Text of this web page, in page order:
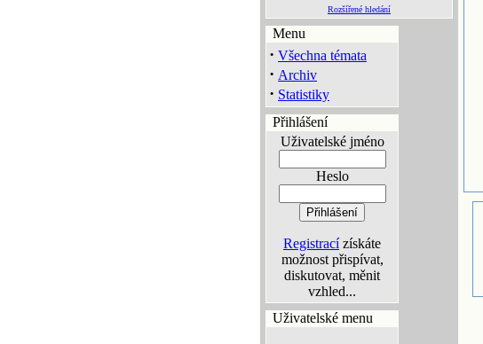
Rozšířené hledání
Menu
· Všechna témata
· Archiv
· Statistiky
Přihlášení
Uživatelské jméno
Heslo
Registracízískáte
možnost přispívat,
diskutovat, měnit
vzhled...
Uživatelské menu